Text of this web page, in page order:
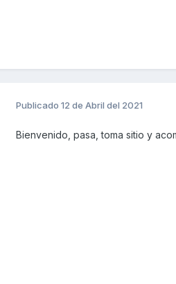
Publicado 12 de Abril del 2021
Bienvenido, pasa, toma sitio y